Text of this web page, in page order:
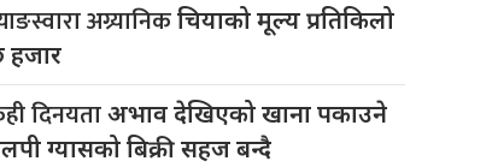
अग्र्यानिकचियाको मूल्य प्रतिकिलो
हजार
दिनयताअभाव देखिएको खाना पकाउने
ग्यासको बिक्री सहज बन्दै